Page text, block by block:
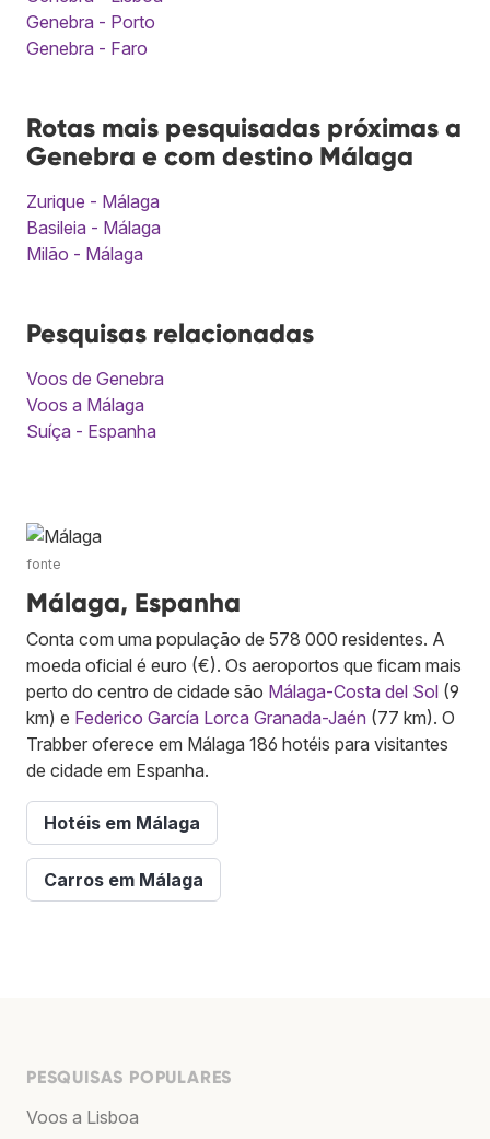
Genebra - Porto
Genebra - Faro
Rotas mais pesquisadas próximas a
Genebra e com destino Málaga
Zurique - Málaga
Basileia - Málaga
Milão - Málaga
Pesquisas relacionadas
Voos de Genebra
Voos a Málaga
Suíça - Espanha
fonte
Málaga, Espanha
Conta com uma população de 578 000 residentes. A
moeda oficial é euro (€). Os aeroportos que ficam mais
perto do centro de cidade são Málaga-Costa del Sol (9
km) e Federico García Lorca Granada-Jaén (77 km). O
Trabber oferece em Málaga 186 hotéis para visitantes
de cidade em Espanha.
Hotéis em Málaga
Carros em Málaga
PESQUISAS POPULARES
Voos a Lisboa